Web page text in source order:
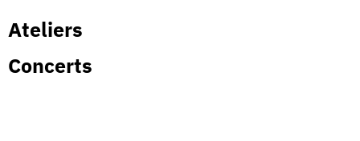
Ateliers
Concerts